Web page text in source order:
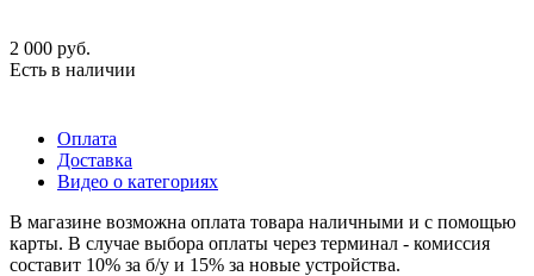
2 000 руб.
Есть в наличии
Оплата
Доставка
Видео о категориях
В магазине возможна оплата товара наличными и с помощью
карты. В случае выбора оплаты через терминал - комиссия
составит 10% за б/у и 15% за новые устройства.